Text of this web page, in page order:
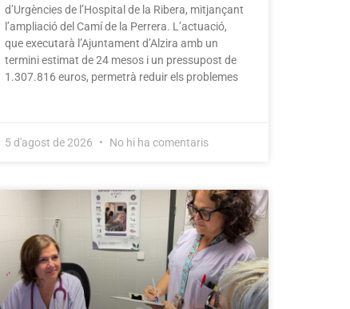
d’Urgències de l’Hospital de la Ribera, mitjançant
l’ampliació del Camí de la Perrera. L’actuació,
que executarà l’Ajuntament d’Alzira amb un
termini estimat de 24 mesos i un pressupost de
1.307.816 euros, permetrà reduir els problemes
5 d'agost de 2026 No hi ha comentaris